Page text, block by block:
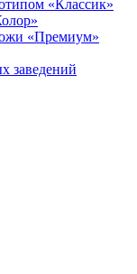
«Классик»
«Премиум»
заведений